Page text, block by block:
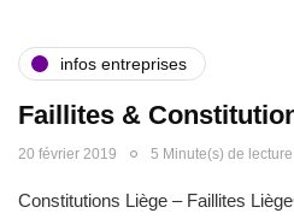
infos entreprises
Faillites &
20 février 2019 5 Minute(s) de lecture
Constitutions Liège – Faillites